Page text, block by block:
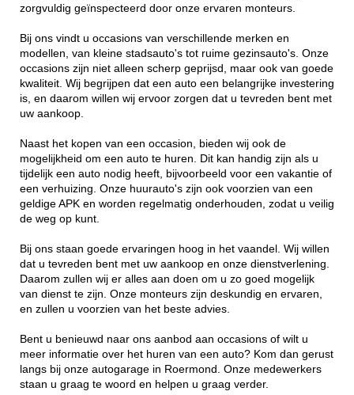
zorgvuldig geïnspecteerd door onze ervaren monteurs.
Bij ons vindt u occasions van verschillende merken en
modellen, van kleine stadsauto's tot ruime gezinsauto's. Onze
occasions zijn niet alleen scherp geprijsd, maar ook van goede
kwaliteit. Wij begrijpen dat een auto een belangrijke investering
is, en daarom willen wij ervoor zorgen dat u tevreden bent met
uw aankoop.
Naast het kopen van een occasion, bieden wij ook de
mogelijkheid om een auto te huren. Dit kan handig zijn als u
tijdelijk een auto nodig heeft, bijvoorbeeld voor een vakantie of
een verhuizing. Onze huurauto's zijn ook voorzien van een
geldige APK en worden regelmatig onderhouden, zodat u veilig
de weg op kunt.
Bij ons staan goede ervaringen hoog in het vaandel. Wij willen
dat u tevreden bent met uw aankoop en onze dienstverlening.
Daarom zullen wij er alles aan doen om u zo goed mogelijk
van dienst te zijn. Onze monteurs zijn deskundig en ervaren,
en zullen u voorzien van het beste advies.
Bent u benieuwd naar ons aanbod aan occasions of wilt u
meer informatie over het huren van een auto? Kom dan gerust
langs bij onze autogarage in Roermond. Onze medewerkers
staan u graag te woord en helpen u graag verder.